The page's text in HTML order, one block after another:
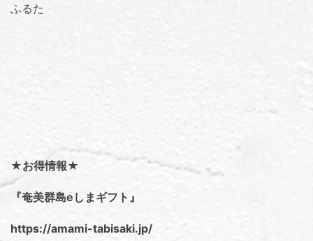
ふるた
★お得情報★
『奄美群島eしまギフト』
https://amami-tabisaki.jp/